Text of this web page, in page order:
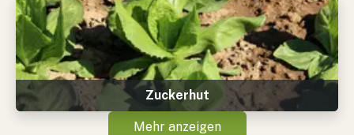
Zuckerhut
Mehr anzeigen